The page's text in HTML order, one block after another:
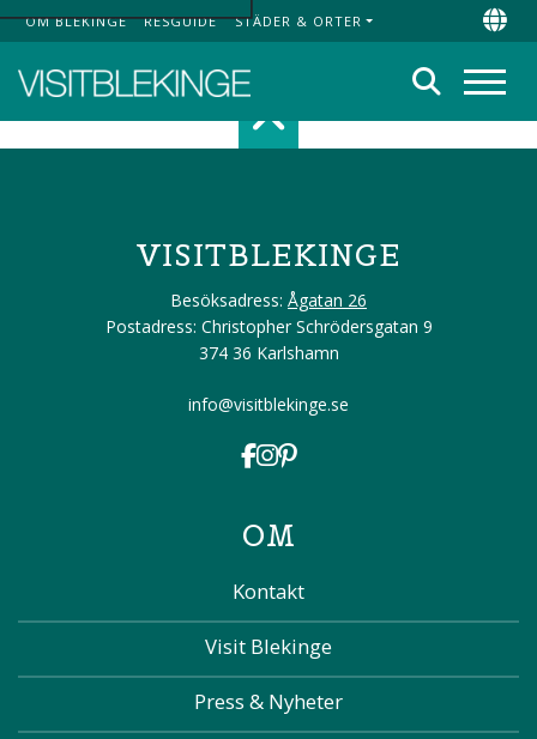
Top Menu
OM BLEKINGE RESGUIDE STÄDER & ORTER
Sök
Scroll top of
VISITBLEKINGE
Besöksadress: Ågatan 26
Postadress: Christopher Schrödersgatan 9
374 36 Karlshamn
info@visitblekinge.se
OM
Kontakt
Visit Blekinge
Press & Nyheter